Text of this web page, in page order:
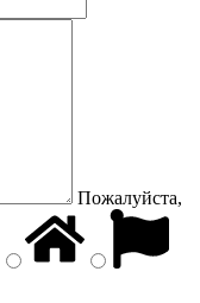
Пожалуйста,